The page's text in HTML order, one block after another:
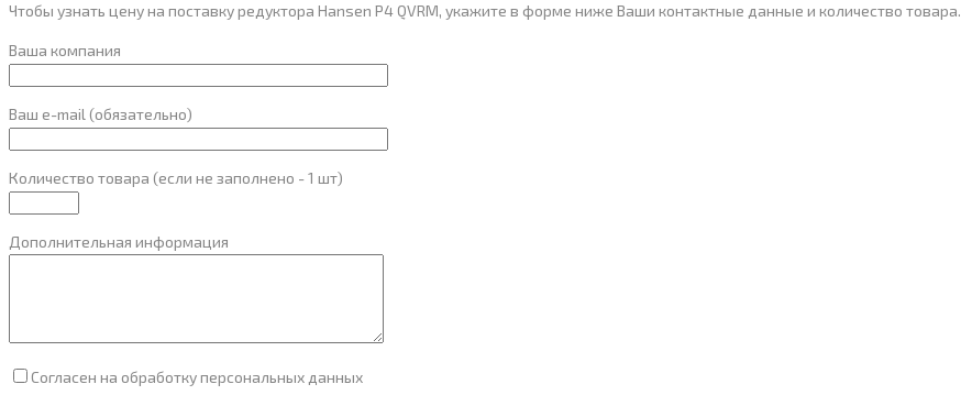
Чтобы узнать цену на поставку редуктора Hansen P4 QVRM, укажите в форме ниже Ваши контактные данные и количество товара.
Ваша компания
Ваш e-mail (обязательно)
Количество товара (если не заполнено - 1 шт)
Дополнительная информация
Согласен на обработку персональных данных